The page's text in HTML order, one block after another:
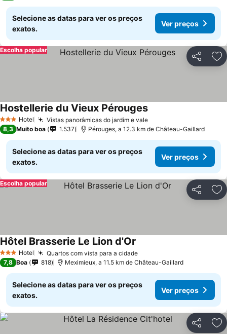
Selecione as datas para ver os preços
exatos.
Ver preços
Partilhar
Escolha popular
3 EstrelasHotel Vistas panorâmicas do jardim e vale
Hostellerie du Vieux Pérouges
8,3 Muito boa 1.537 Pérouges, a 12.3 km de Château-Gaillard
Selecione as datas para ver os preços
exatos.
Ver preços
Partilhar
Escolha popular
3 EstrelasHotel Quartos com vista para a cidade
Hôtel Brasserie Le Lion d'Or
7,8 Boa 818 Meximieux, a 11.5 km de Château-Gaillard
Selecione as datas para ver os preços
exatos.
Ver preços
Partilhar